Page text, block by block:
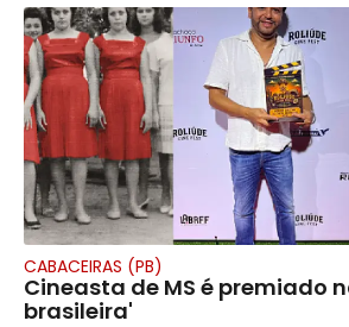
CABACEIRAS (PB)
Cineasta de MS é premiado
brasileira'